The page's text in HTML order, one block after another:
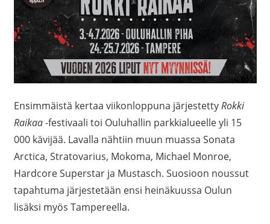
Ensimmäistä kertaa viikonloppuna järjestettyRokki
Raikaa-festivaali toi Ouluhallin parkkialueelle yli 15
000 kävijää. Lavalla nähtiin muun muassa Sonata
Arctica, Stratovarius, Mokoma, Michael Monroe,
Hardcore Superstar ja Mustasch. Suosioon noussut
tapahtuma järjestetään ensi heinäkuussa Oulun
lisäksi myös Tampereella.